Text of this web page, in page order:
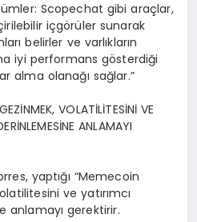
Scopechat gibi araçlar,
içgörüler sunarak
belirler ve varlıkların
iyi performans gösterdiği
alma olanağı sağlar.”
VOLATİLİTESİNİ VE
ANLAMAYI
yaptığı “Memecoin
ve yatırımcı
anlamayı gerektirir.